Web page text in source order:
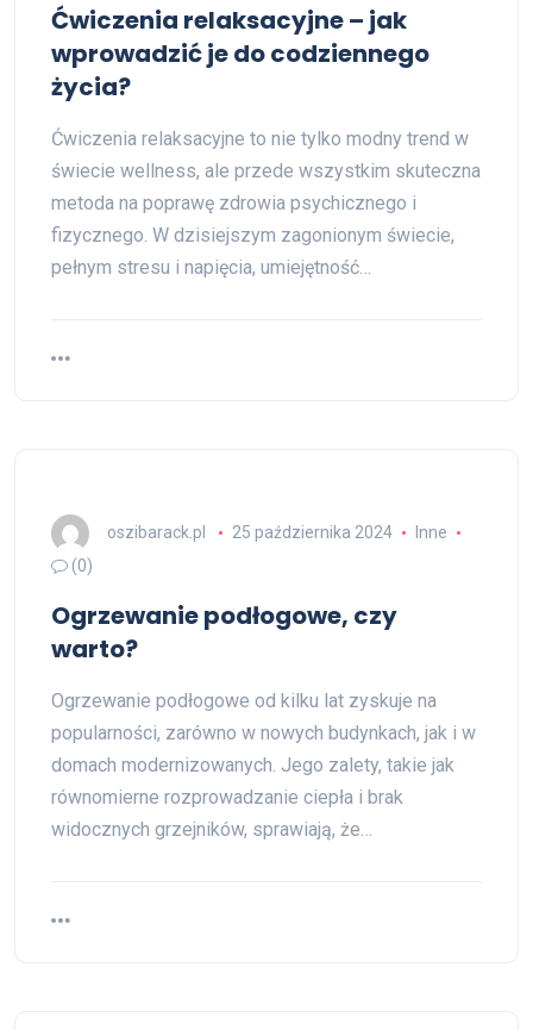
Ćwiczenia relaksacyjne – jak
wprowadzić je do codziennego
życia?
Ćwiczenia relaksacyjne to nie tylko modny trend w
świecie wellness, ale przede wszystkim skuteczna
metoda na poprawę zdrowia psychicznego i
fizycznego. W dzisiejszym zagonionym świecie,
pełnym stresu i napięcia, umiejętność…
oszibarack.pl 25 października 2024
Inne
(0)
Ogrzewanie podłogowe, czy
warto?
Ogrzewanie podłogowe od kilku lat zyskuje na
popularności, zarówno w nowych budynkach, jak i w
domach modernizowanych. Jego zalety, takie jak
równomierne rozprowadzanie ciepła i brak
widocznych grzejników, sprawiają, że…